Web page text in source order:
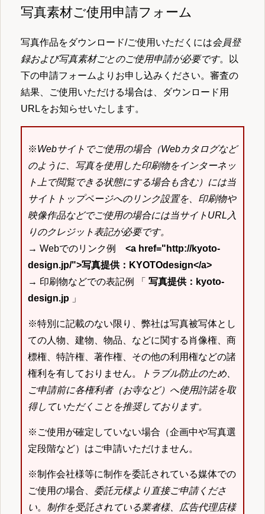
写真素材ご使用申請フォーム
写真作品をダウンロード/ご使用いただくには会員登
録および写真素材ごとのご使用申請が必要です。以
下の申請フォームよりお申し込みください。審査の
結果、ご使用いただける場合は、ダウンロード用
URLをお知らせいたします。
※Webサイトでご使用の場合（Webカタログなど
のように、写真を使用した印刷物をインターネッ
ト上で閲覧できる状態にする場合も含む）には当
サイトトップページへのリンク設置を、印刷物や
映像作品などでご使用の場合には当サイトURL入
りのクレジット表記が必要です。
→ Webでのリンク例 <a href="http://kyoto-
design.jp/">写真提供：KYOTOdesign</a>
→ 印刷物などでの表記例 「 写真提供：kyoto-
design.jp 」
※特別に記載のない限り、弊社は写真被写体とし
ての人物、建物、物品、などに関する肖像権、商
標権、特許権、著作権、その他の利用権などの諸
権利を有しておりません。
トラブル防止のため、
ご申請前に各権利者（お寺など）へ使用許諾を取
得していただくことを推奨しております。
※ご使用が確定していない場合（企画中や写真選
定段階など）はご申請いただけません。
※制作会社様等に制作を委託されている媒体での
ご使用の場合、 委託元様より直接ご申請くださ
い。 制作を受託されている業者様、広告代理店様